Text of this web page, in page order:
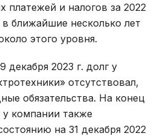
платежей и налогов за 2022
в ближайшие несколько лет
этого уровня.
декабря 2023 г. долг у
отсутствовал,
обязательства. На конец
у компании также
на 31 декабря 2022